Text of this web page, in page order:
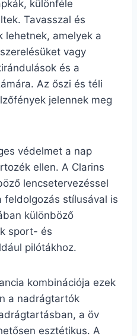
különféle
Tavasszal és
lehetnek, amelyek a
vagy
és a
Az őszi és téli
jelennek meg
védelmet a nap
ellen. A Clarins
lencsetervezéssel
feldolgozás stílusával is
különböző
sport- és
pilótákhoz.
kombinációja ezek
a nadrágtartók
a öv
esztétikus. A